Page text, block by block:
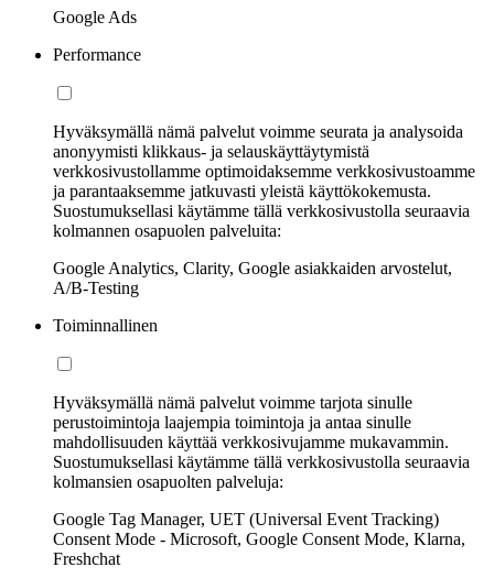
Google Ads
Performance
Hyväksymällä nämä palvelut voimme seurata ja analysoida
anonyymisti klikkaus- ja selauskäyttäytymistä
verkkosivustollamme optimoidaksemme verkkosivustoamme
ja parantaaksemme jatkuvasti yleistä käyttökokemusta.
Suostumuksellasi käytämme tällä verkkosivustolla seuraavia
kolmannen osapuolen palveluita:
Google Analytics, Clarity, Google asiakkaiden arvostelut,
A/B-Testing
Toiminnallinen
Hyväksymällä nämä palvelut voimme tarjota sinulle
perustoimintoja laajempia toimintoja ja antaa sinulle
mahdollisuuden käyttää verkkosivujamme mukavammin.
Suostumuksellasi käytämme tällä verkkosivustolla seuraavia
kolmansien osapuolten palveluja:
Google Tag Manager, UET (Universal Event Tracking)
Consent Mode - Microsoft, Google Consent Mode, Klarna,
Freshchat